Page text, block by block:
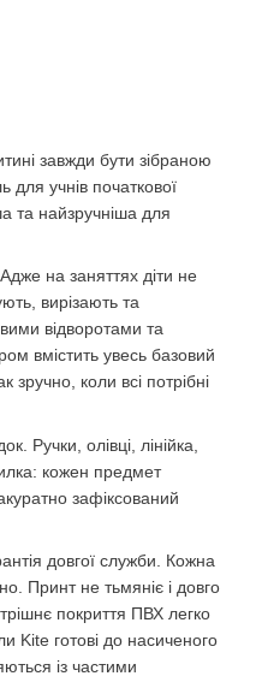
завжди бути зібраною
для учнів початкової
та найзручніша для
на заняттях діти не
вирізають та
відворотами та
вмістить увесь базовий
зручно, коли всі потрібні
Ручки, олівці, лінійка,
кожен предмет
зафіксований
довгої служби. Кожна
Принт не тьмяніє і довго
покриття ПВХ легко
Kite готові до насиченого
із частими